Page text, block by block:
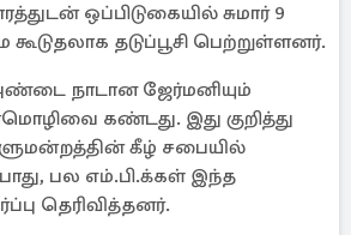
ஒப்பிடுகையில் சுமார் 9
கூடுதலாக தடுப்பூசி பெற்றுள்ளனர்.
நாடான ஜேர்மனியும்
கண்டது. இது குறித்து
கீழ் சபையில்
பல எம்.பி.க்கள் இந்த
தெரிவித்தனர்.